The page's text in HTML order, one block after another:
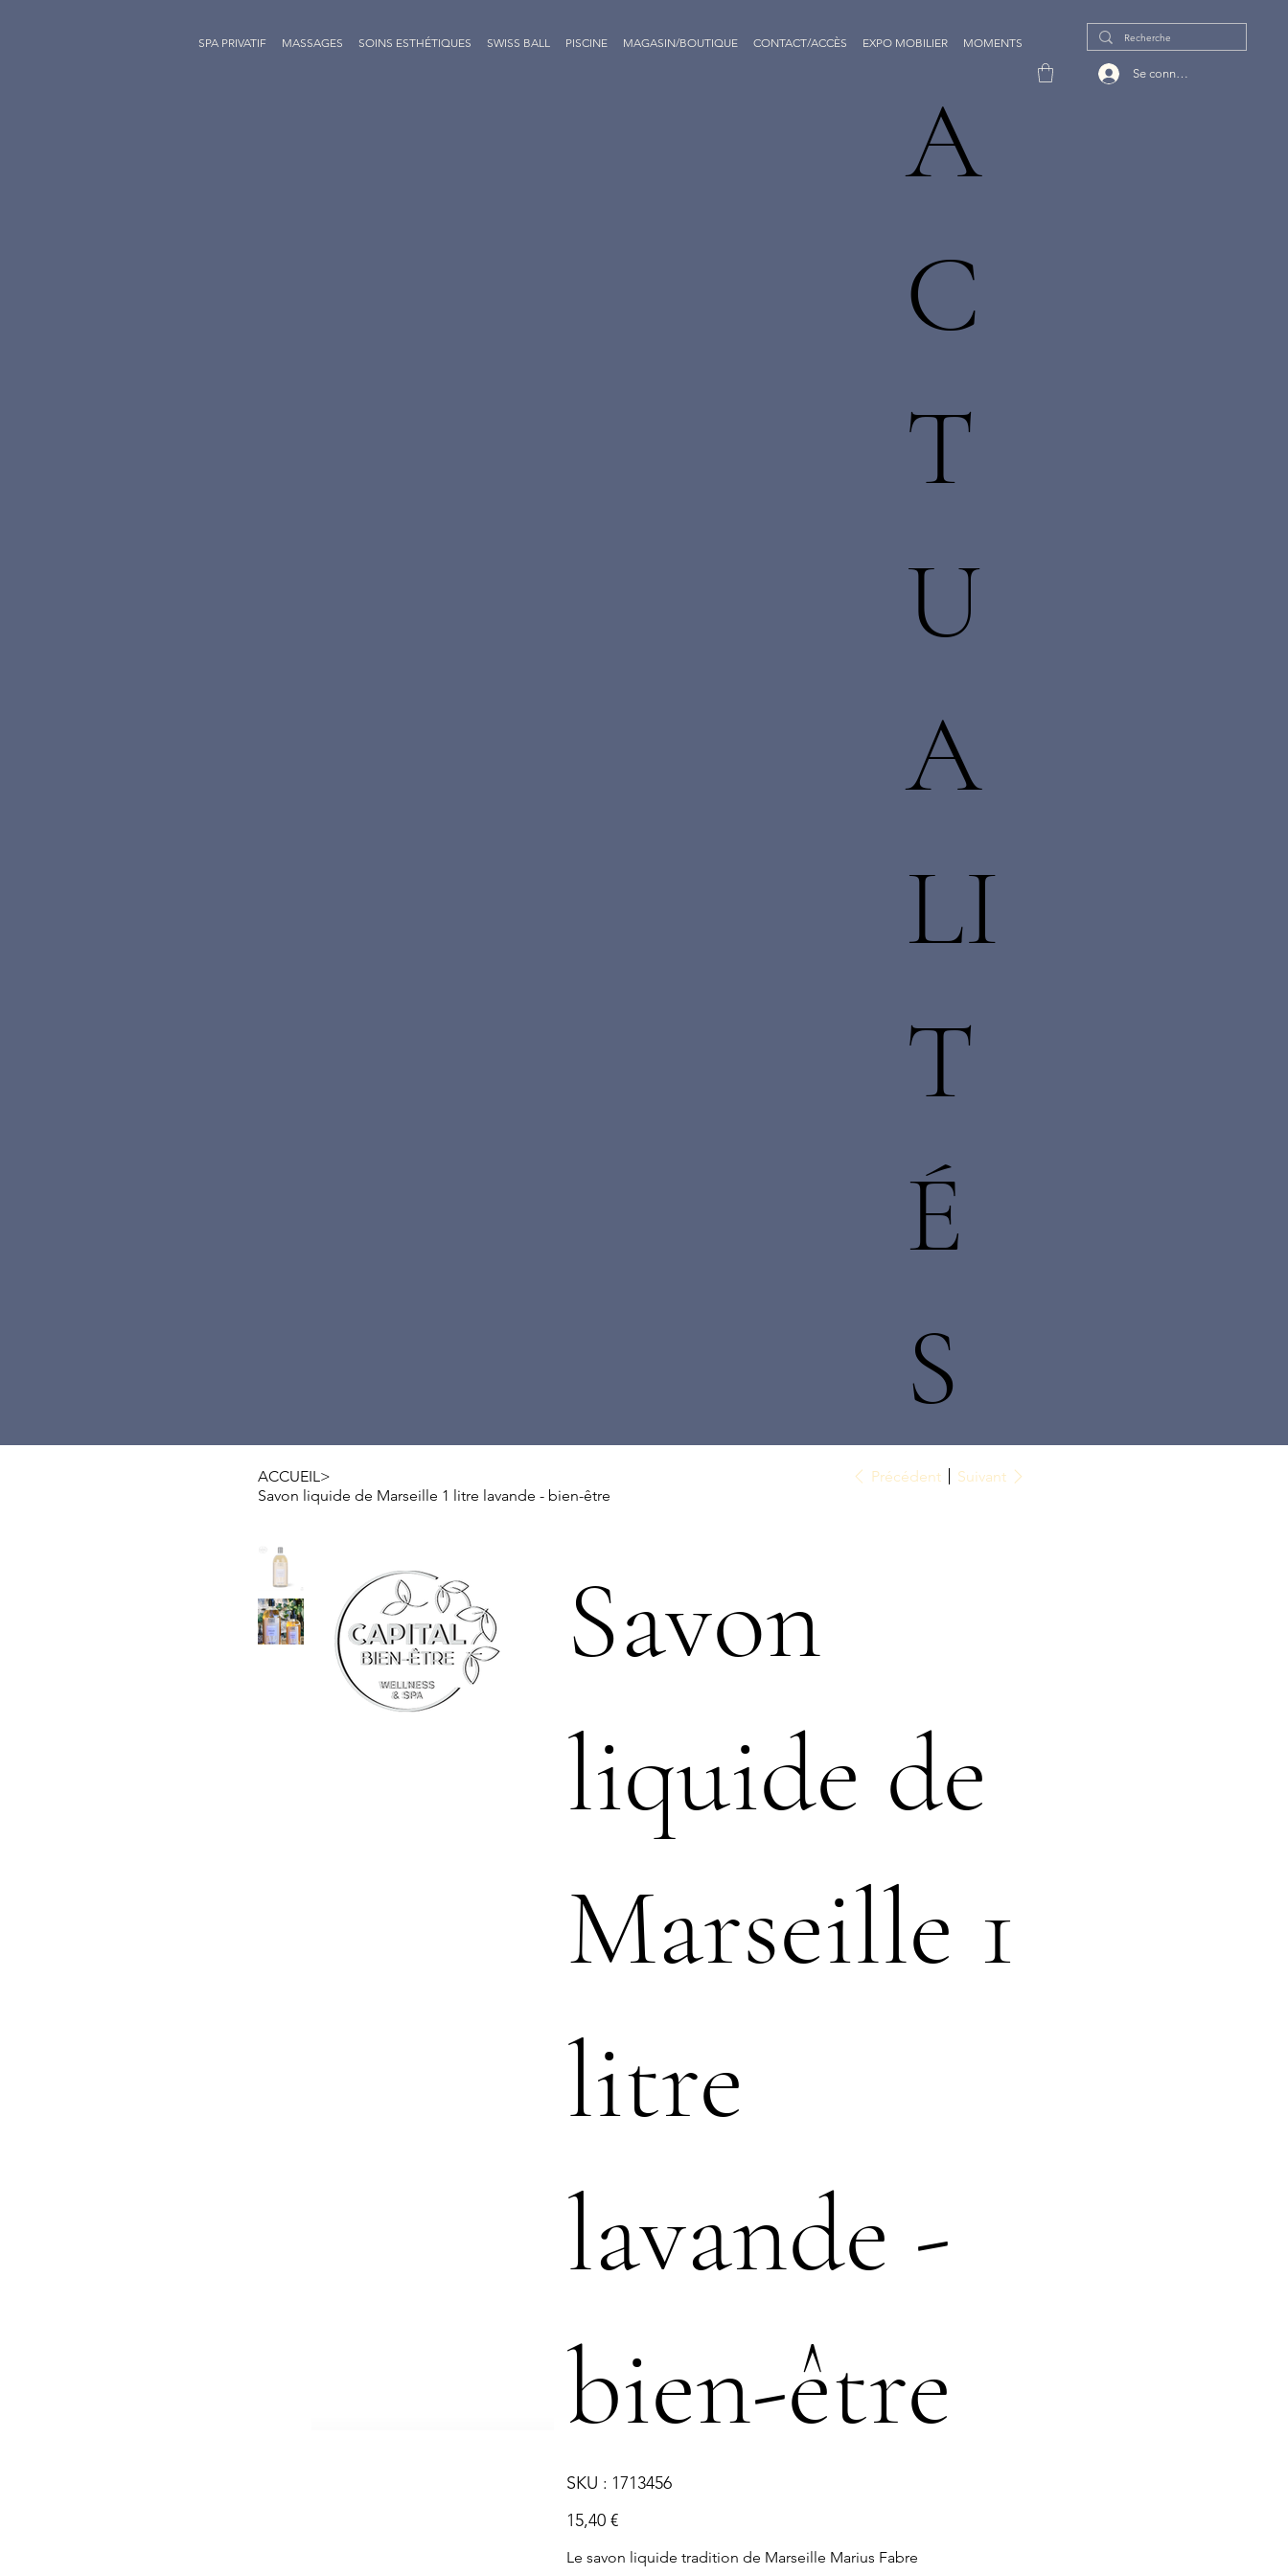
SPA PRIVATIF MASSAGES SOINS ESTHÉTIQUES SWISS BALL PISCINE MAGASIN/BOUTIQUE CONTACT/ACCÈS EXPO MOBILIER MOMENTS
A
C
T
U
A
LI
T
É
S
Se connecter
ACCUEIL >
Savon liquide de Marseille 1 litre lavande - bien-être
Précédent Suivant
Savon
liquide de
Marseille 1
litre
lavande -
bien-être
SKU :
SKU
1713456
1713456
Prix
15,40 €
Le savon liquide tradition de Marseille Marius Fabre